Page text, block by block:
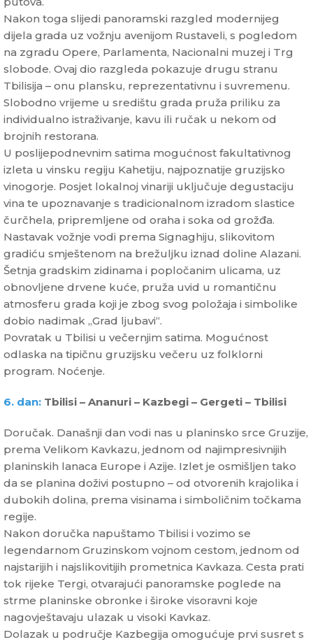
Nakon toga slijedi panoramski razgled modernijeg
dijela grada uz vožnju avenijom Rustaveli, s pogledom
na zgradu Opere, Parlamenta, Nacionalni muzej i Trg
slobode. Ovaj dio razgleda pokazuje drugu stranu
Tbilisija – onu plansku, reprezentativnu i suvremenu.
Slobodno vrijeme u središtu grada pruža priliku za
individualno istraživanje, kavu ili ručak u nekom od
brojnih restorana.
U poslijepodnevnim satima mogućnost fakultativnog
izleta u vinsku regiju Kahetiju, najpoznatije gruzijsko
vinogorje. Posjet lokalnoj vinariji uključuje degustaciju
vina te upoznavanje s tradicionalnom izradom slastice
čurčhela, pripremljene od oraha i soka od grožđa.
Nastavak vožnje vodi prema Signaghiju, slikovitom
gradiću smještenom na brežuljku iznad doline Alazani.
Šetnja gradskim zidinama i popločanim ulicama, uz
obnovljene drvene kuće, pruža uvid u romantičnu
atmosferu grada koji je zbog svog položaja i simbolike
dobio nadimak „Grad ljubavi“.
Povratak u Tbilisi u večernjim satima. Mogućnost
odlaska na tipičnu gruzijsku večeru uz folklorni
program. Noćenje.
6. dan: Tbilisi – Ananuri – Kazbegi – Gergeti – Tbilisi
Doručak. Današnji dan vodi nas u planinsko srce Gruzije,
prema Velikom Kavkazu, jednom od najimpresivnijih
planinskih lanaca Europe i Azije. Izlet je osmišljen tako
da se planina doživi postupno – od otvorenih krajolika i
dubokih dolina, prema visinama i simboličnim točkama
regije.
Nakon doručka napuštamo Tbilisi i vozimo se
legendarnom Gruzinskom vojnom cestom, jednom od
najstarijih i najslikovitijih prometnica Kavkaza. Cesta prati
tok rijeke Tergi, otvarajući panoramske poglede na
strme planinske obronke i široke visoravni koje
nagovještavaju ulazak u visoki Kavkaz.
Dolazak u područje Kazbegija omogućuje prvi susret s